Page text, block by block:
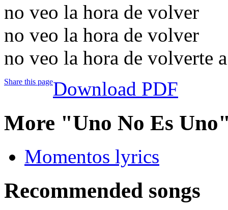
no veo la hora de volver
no veo la hora de volver
no veo la hora de volverte
Share this pageDownload PDF
More "Uno No Es
Momentos lyrics
Recommended songs